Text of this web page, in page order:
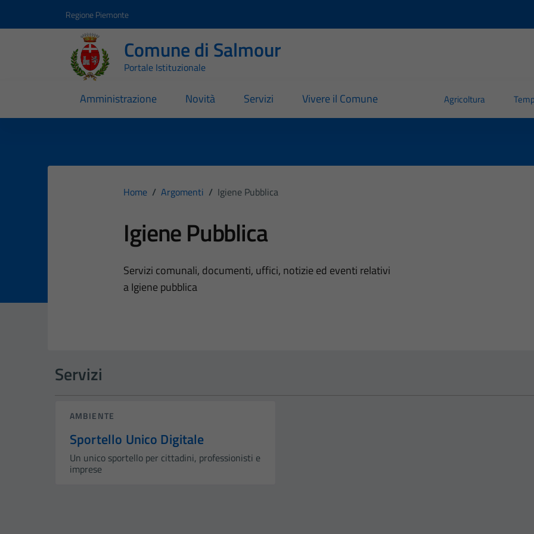
Regione Piemonte
Comune di Salmour
Portale Istituzionale
Amministrazione Novità Servizi Vivere il Comune Agricoltura
Home / Argomenti / Igiene Pubblica
Igiene Pubblica
Dettagli dell'argomento
Servizi comunali, documenti, uffici, notizie ed eventi relativi
a Igiene pubblica
Servizi
AMBIENTE
Sportello Unico Digitale
Un unico sportello per cittadini, professionisti e
imprese